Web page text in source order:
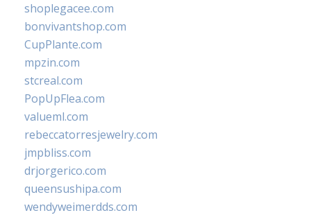
shoplegacee.com
bonvivantshop.com
CupPlante.com
mpzin.com
stcreal.com
PopUpFlea.com
valueml.com
rebeccatorresjewelry.com
jmpbliss.com
drjorgerico.com
queensushipa.com
wendyweimerdds.com